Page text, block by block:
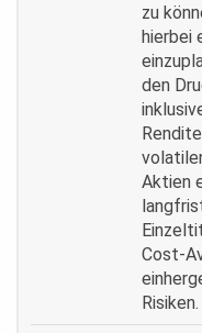
zu
hierbei
den
Aktien
Cost-
Risiken.